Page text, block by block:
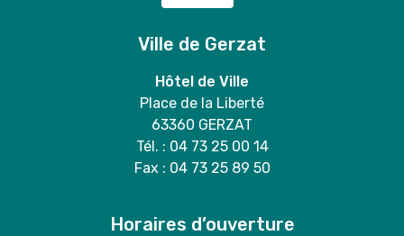
Ville de Gerzat
Hôtel de Ville
Place de la Liberté
63360 GERZAT
Tél. : 04 73 25 00 14
Fax : 04 73 25 89 50
Horaires d’ouverture